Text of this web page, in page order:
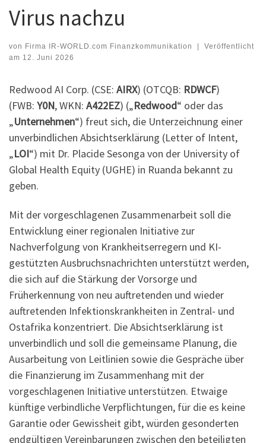
Virus nachzu
von Firma IR-WORLD.com Finanzkommunikation |
Veröffentlicht
am 12. Juni 2026
Redwood AI Corp. (CSE: AIRX) (OTCQB: RDWCF)
(FWB: Y0N, WKN: A422EZ) („Redwood“ oder das
„Unternehmen“) freut sich, die Unterzeichnung einer
unverbindlichen Absichtserklärung (Letter of Intent,
„LOI“) mit Dr. Placide Sesonga von der University of
Global Health Equity (UGHE) in Ruanda bekannt zu
geben.
Mit der vorgeschlagenen Zusammenarbeit soll die
Entwicklung einer regionalen Initiative zur
Nachverfolgung von Krankheitserregern und KI-
gestützten Ausbruchsnachrichten unterstützt werden,
die sich auf die Stärkung der Vorsorge und
Früherkennung von neu auftretenden und wieder
auftretenden Infektionskrankheiten in Zentral- und
Ostafrika konzentriert. Die Absichtserklärung ist
unverbindlich und soll die gemeinsame Planung, die
Ausarbeitung von Leitlinien sowie die Gespräche über
die Finanzierung im Zusammenhang mit der
vorgeschlagenen Initiative unterstützen. Etwaige
künftige verbindliche Verpflichtungen, für die es keine
Garantie oder Gewissheit gibt, würden gesonderten
endgültigen Vereinbarungen zwischen den beteiligten